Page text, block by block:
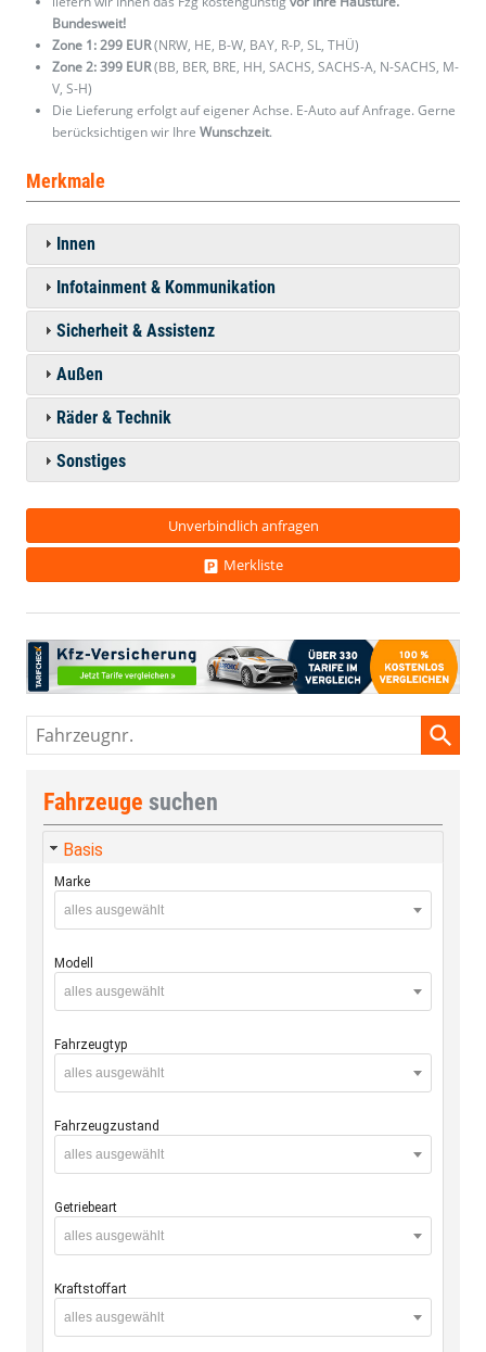
Bundesweit!
Zone 1: 299 EUR(NRW, HE, B-W, BAY, R-P, SL, THÜ)
Zone 2: 399 EUR(BB, BER, BRE, HH, SACHS, SACHS-A, N-SACHS, M-
V, S-H)
Die Lieferung erfolgt auf eigener Achse. E-Auto auf Anfrage. Gerne
berücksichtigen wir Ihre Wunschzeit.
Merkmale
Innen
Infotainment & Kommunikation
Sicherheit & Assistenz
Außen
Räder & Technik
Sonstiges
Unverbindlich anfragen
Merkliste
Fahrzeugnr.
Fahrzeuge suchen
Basis
Marke
alles ausgewählt
Modell
alles ausgewählt
Fahrzeugtyp
alles ausgewählt
Fahrzeugzustand
alles ausgewählt
Getriebeart
alles ausgewählt
Kraftstoffart
alles ausgewählt